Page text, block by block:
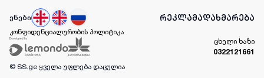
ენები რეკლამადახმარება
კონფიდენციალურობის პოლიტიკა
ცხელი ხაზი
0322121661
© SS.ge ყველა უფლება დაცულია